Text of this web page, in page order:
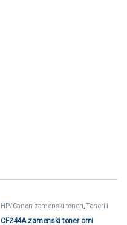
HP/Canon zamenski toneri,Toneri i
kertridži
Zamenski toneri i kertridži
CF244A zamenski toner crni